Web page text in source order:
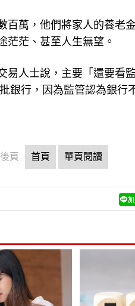
萬，他們將家人的養老
茫茫、甚至人生無望。
易人士說，主要「還要看
銀行，因為監管認為銀行
頁 首頁 單頁閱讀